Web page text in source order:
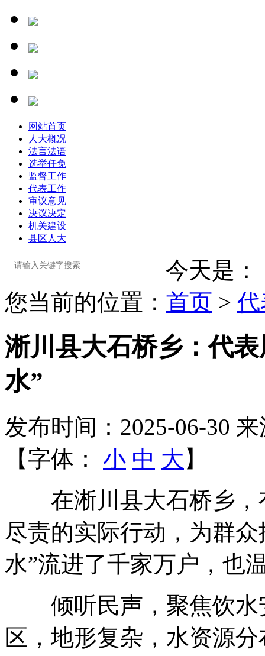
网站首页
人大概况
法言法语
选举任免
监督工作
代表工作
审议意见
决议决定
机关建设
县区人大
今天是：
您当前的位置： 首页 >
淅川县大石桥乡：代
水”
发布时间：2025-06-30 来
【字体： 小 中 大 】
在淅川县大石桥乡，
尽责的实际行动，为群
水”流进了千家万户，也
倾听民声，聚焦饮水
区，地形复杂，水资源